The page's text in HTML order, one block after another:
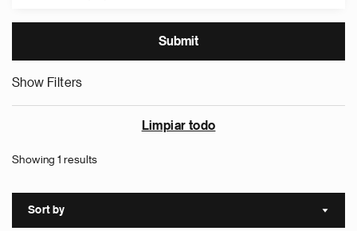
Show Filters
Limpiar todo
Showing 1 results
Sort by Sort